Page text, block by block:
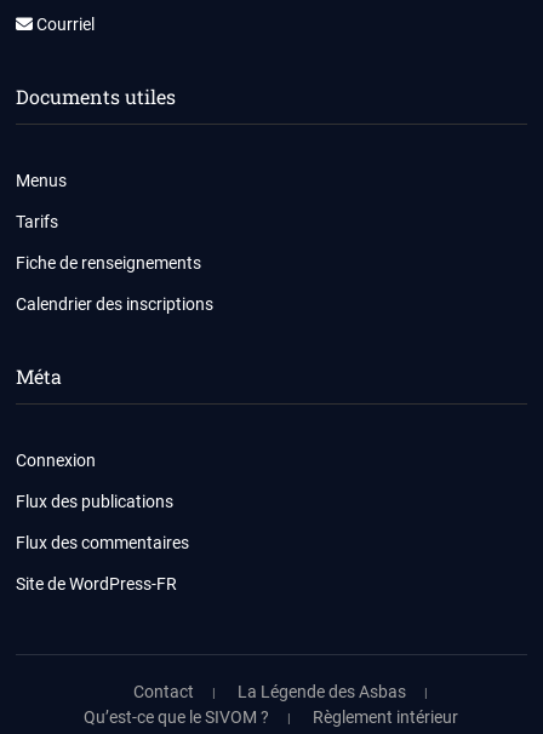
Courriel
Documents utiles
Menus
Tarifs
Fiche de renseignements
Calendrier des inscriptions
Méta
Connexion
Flux des publications
Flux des commentaires
Site de WordPress-FR
Contact
La Légende des Asbas
Qu’est-ce que le SIVOM ?
Règlement intérieur